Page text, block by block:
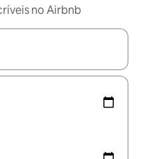
no Airbnb
disponíveis, explore-os